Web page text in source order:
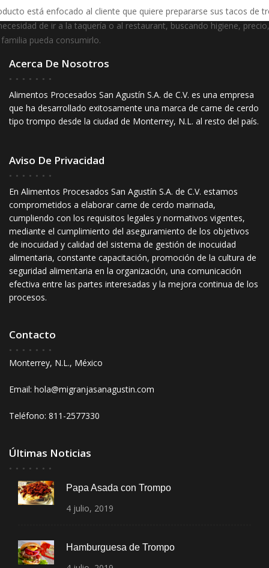
está enfocado al cliente que quiere prepararse sus tacos de
de ir a la taquería o al restaurant, buscando higiene,
pueda consumirlo.
Acerca De Nosotros
Alimentos Procesados San Agustín S.A. de C.V. es una empresa
que ha desarrollado exitosamente una marca de carne de cerdo
tipo trompo desde la ciudad de Monterrey, N.L. al resto del país.
Aviso De Privacidad
En Alimentos Procesados San Agustín S.A. de C.V. estamos
comprometidos a elaborar carne de cerdo marinada,
cumpliendo con los requisitos legales y normativos vigentes,
mediante el cumplimiento del aseguramiento de los objetivos
de inocuidad y calidad del sistema de gestión de inocuidad
alimentaria, constante capacitación, promoción de la cultura de
seguridad alimentaria en la organización, una comunicación
efectiva entre las partes interesadas y la mejora continua de los
procesos.
Contacto
Monterrey, N.L., México
Email: hola@migranjasanagustin.com
Teléfono: 811-2577330
Últimas Noticias
Papa Asada con Trompo
4 julio, 2019
Hamburguesa de Trompo